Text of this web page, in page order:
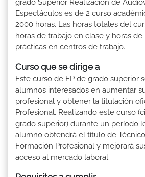
grado Superior Realización de
Espectáculos es de 2 curso
2000 horas. Las horas totales del
horas de trabajo en clase y horas
prácticas en centros de trabajo.
Curso que se dirige a
Este curso de FP de grado superior
alumnos interesados en aumentar
profesional y obtener la titulación
Profesional. Realizando este curso
grado superior) durante un período
alumno obtendrá el título de
Formación Profesional y mejorará
acceso al mercado laboral.